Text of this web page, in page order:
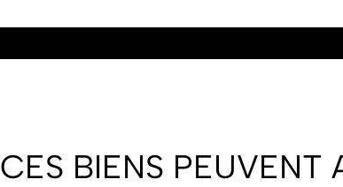
CES BIENS PEUVENT